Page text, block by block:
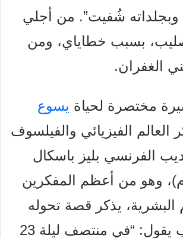
وبجلداته شُفيت”. من أجلي
بسبب خطاياي، ومن
الغفران.
مختصرة لحياة يسوع
العالم الفيزيائي والفيلسوف
الفرنسي بليز باسكال
وهو من أعظم المفكرين
البشرية، يذكر قصة تحوله
للإيمان. فكتب يقول: “في منتصف ليلة 23